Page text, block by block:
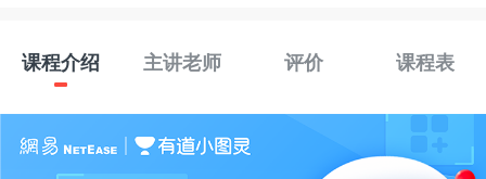
课程介绍 主讲老师 评价 课程表